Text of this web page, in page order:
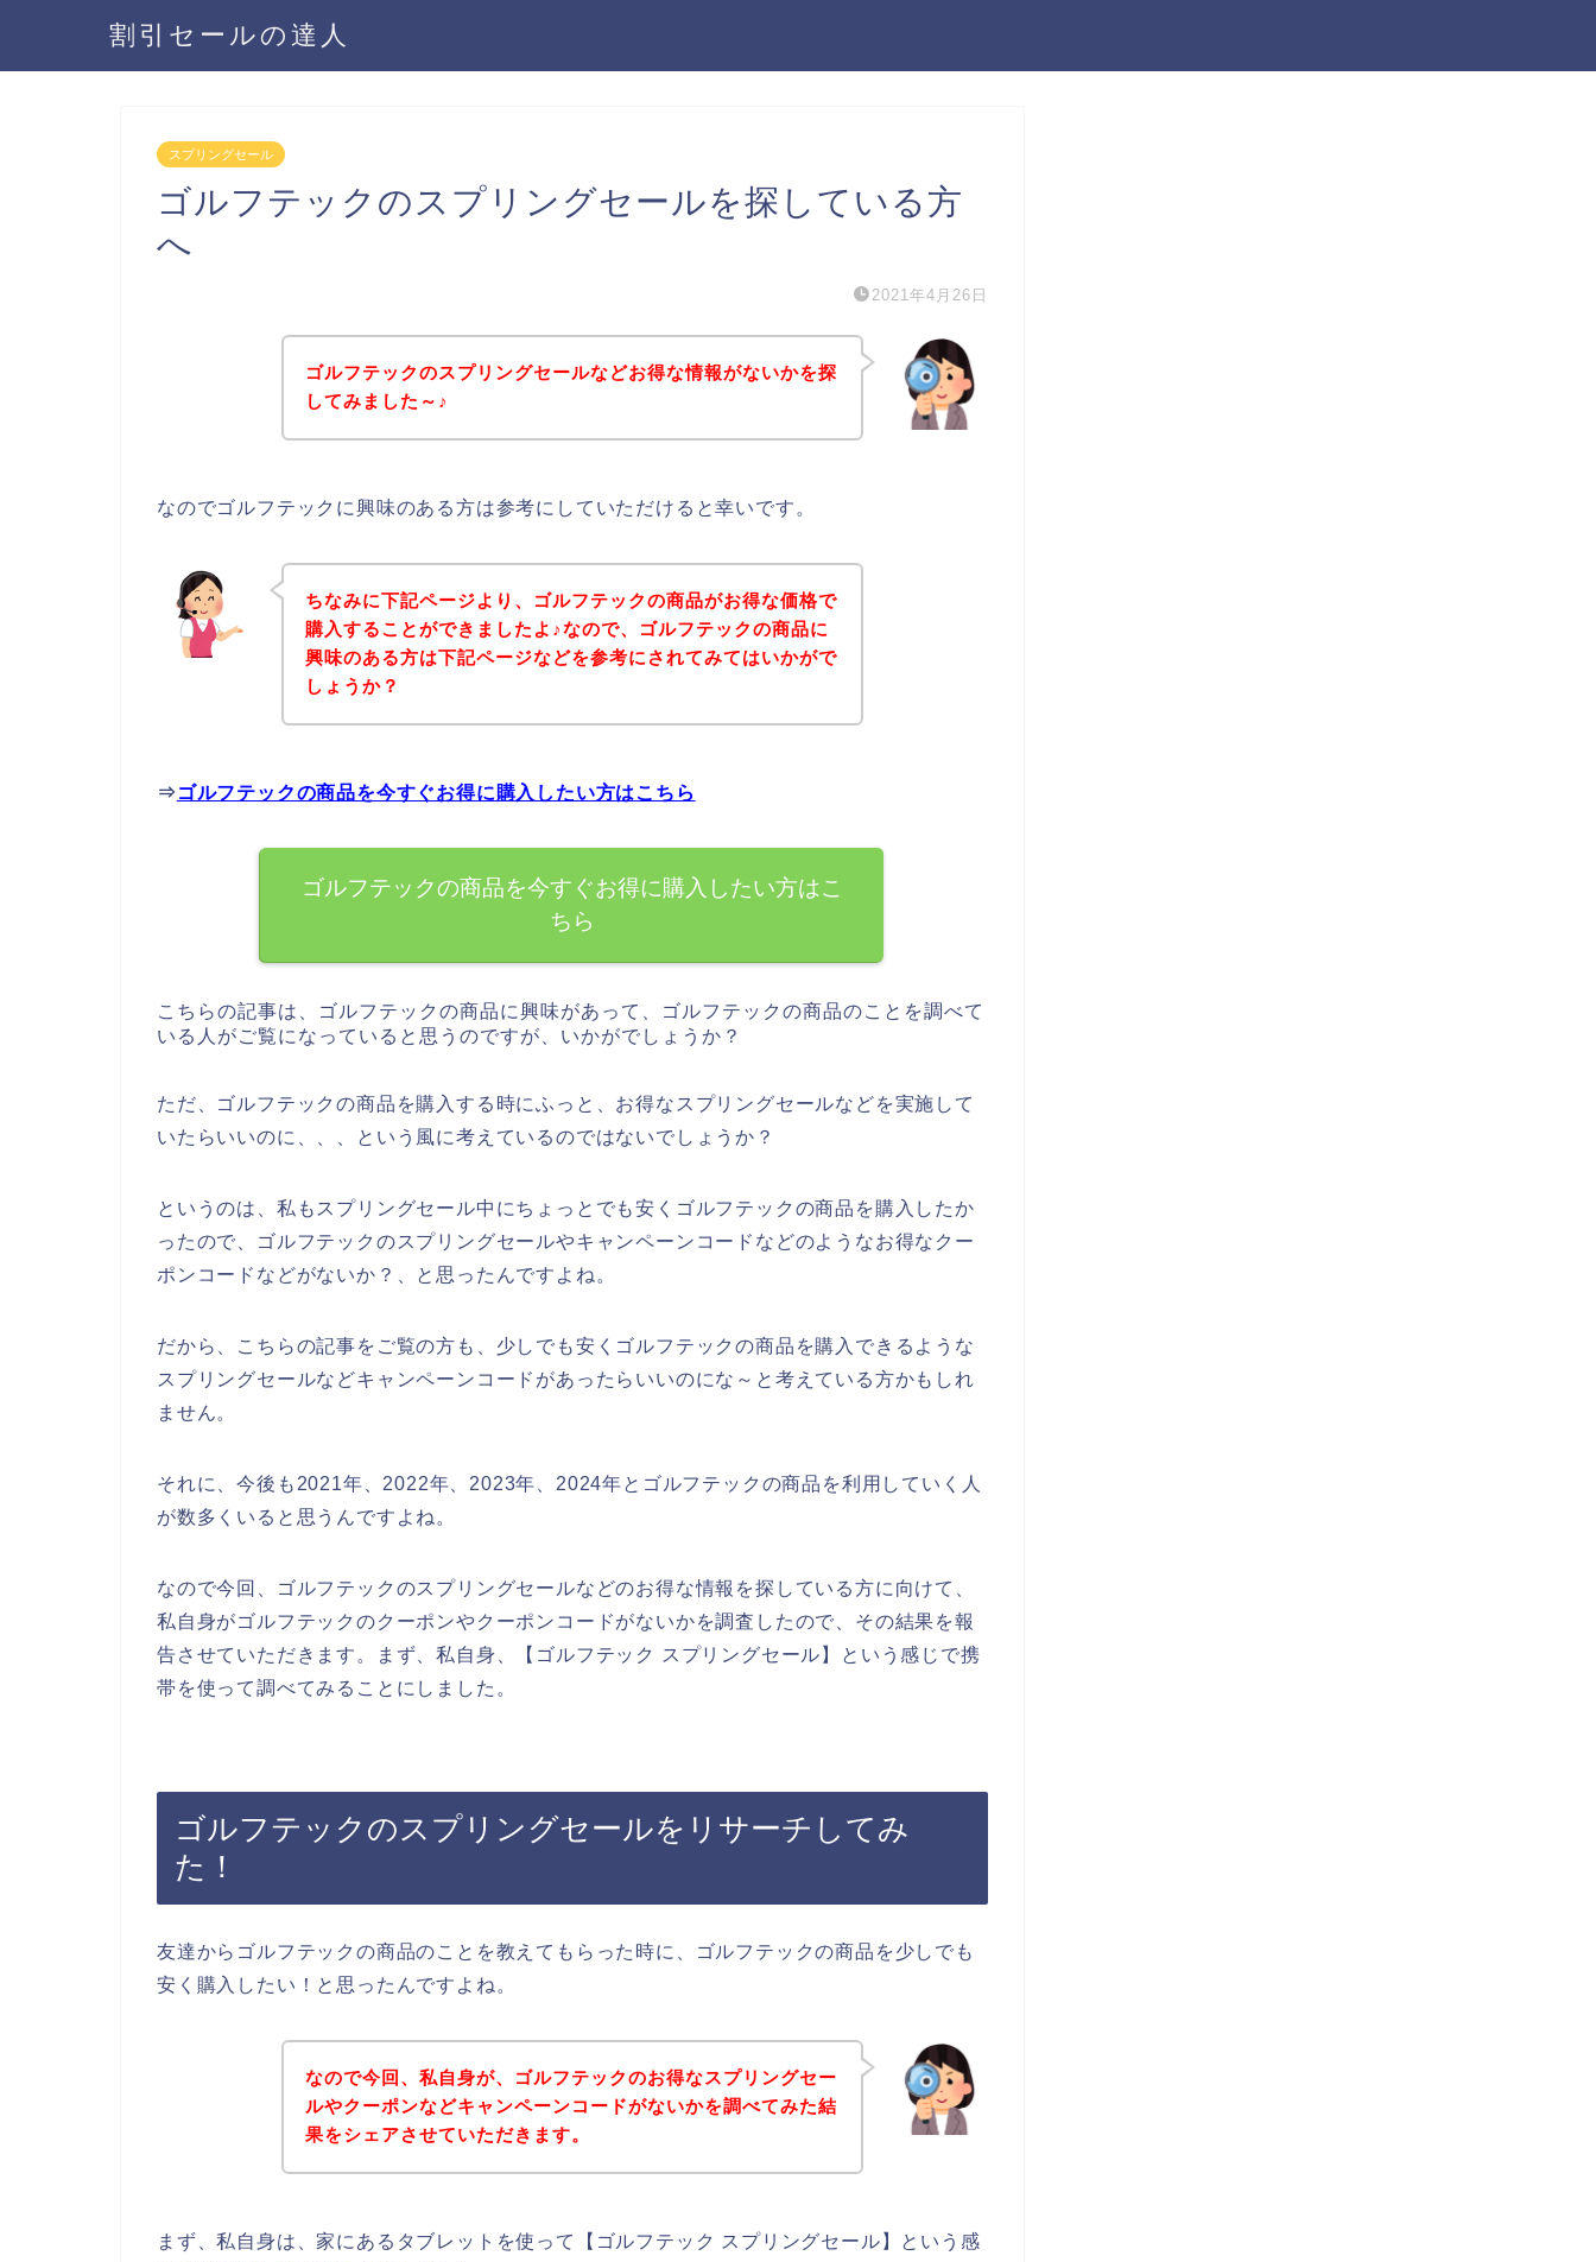
割引セールの達人
スプリングセール
ゴルフテックのスプリングセールを探している方
へ
2021年4月26日
ゴルフテックのスプリングセールなどお得な情報がないかを探
してみました～♪
なのでゴルフテックに興味のある方は参考にしていただけると幸いです。
ちなみに下記ページより、ゴルフテックの商品がお得な価格で
購入することができましたよ♪なので、ゴルフテックの商品に
興味のある方は下記ページなどを参考にされてみてはいかがで
しょうか？
⇒ ゴルフテックの商品を今すぐお得に購入したい方はこちら
ゴルフテックの商品を今すぐお得に購入したい方はこ
ちら
こちらの記事は、ゴルフテックの商品に興味があって、ゴルフテックの商品のことを調べて
いる人がご覧になっていると思うのですが、いかがでしょうか？
ただ、ゴルフテックの商品を購入する時にふっと、お得なスプリングセールなどを実施して
いたらいいのに、、、という風に考えているのではないでしょうか？
というのは、私もスプリングセール中にちょっとでも安くゴルフテックの商品を購入したか
ったので、ゴルフテックのスプリングセールやキャンペーンコードなどのようなお得なクー
ポンコードなどがないか？、と思ったんですよね。
だから、こちらの記事をご覧の方も、少しでも安くゴルフテックの商品を購入できるような
スプリングセールなどキャンペーンコードがあったらいいのにな～と考えている方かもしれ
ません。
それに、今後も2021年、2022年、2023年、2024年とゴルフテックの商品を利用していく人
が数多くいると思うんですよね。
なので今回、ゴルフテックのスプリングセールなどのお得な情報を探している方に向けて、
私自身がゴルフテックのクーポンやクーポンコードがないかを調査したので、その結果を報
告させていただきます。まず、私自身、【ゴルフテック スプリングセール】という感じで携
帯を使って調べてみることにしました。
ゴルフテックのスプリングセールをリサーチしてみ
た！
友達からゴルフテックの商品のことを教えてもらった時に、ゴルフテックの商品を少しでも
安く購入したい！と思ったんですよね。
なので今回、私自身が、ゴルフテックのお得なスプリングセー
ルやクーポンなどキャンペーンコードがないかを調べてみた結
果をシェアさせていただきます。
まず、私自身は、家にあるタブレットを使って【ゴルフテック スプリングセール】という感